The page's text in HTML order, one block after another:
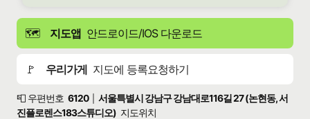
🗺️ 지도앱 안드로이드/IOS 다운로드
🚩 우리가게 지도에 등록요청하기
📮 우편번호 6120
서울특별시 강남구 강남대로116길 27 (논현동, 서
진플로렌스183스튜디오) 지도위치